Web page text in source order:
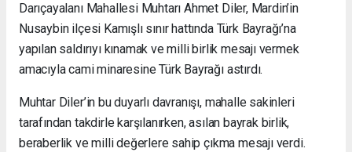
Darıçayalanı Mahallesi Muhtarı Ahmet Diler, Mardin’in
Nusaybin ilçesi Kamışlı sınır hattında Türk Bayrağı’na
yapılan saldırıyı kınamak ve milli birlik mesajı vermek
amacıyla cami minaresine Türk Bayrağı astırdı.
Muhtar Diler’in bu duyarlı davranışı, mahalle sakinleri
tarafından takdirle karşılanırken, asılan bayrak birlik,
beraberlik ve milli değerlere sahip çıkma mesajı verdi.